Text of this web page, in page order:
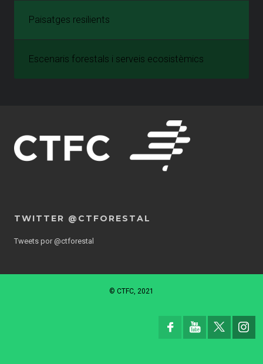
Paisatges resilients
Escenaris forestals i serveis ecosistèmics
TWITTER @CTFORESTAL
Tweets por @ctforestal
© CTFC, 2021